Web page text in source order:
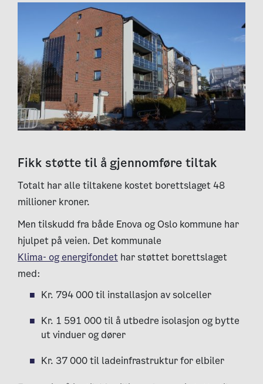
Fikk støtte til å gjennomføre tiltak
Totalt har alle tiltakene kostet borettslaget 48
millioner kroner.
Men tilskudd fra både Enova og Oslo kommune har
hjulpet på veien. Det kommunale
Klima- og energifondet har støttet borettslaget
med:
Kr. 794 000 til installasjon av solceller
Kr. 1 591 000 til å utbedre isolasjon og bytte
ut vinduer og dører
Kr. 37 000 til ladeinfrastruktur for elbiler